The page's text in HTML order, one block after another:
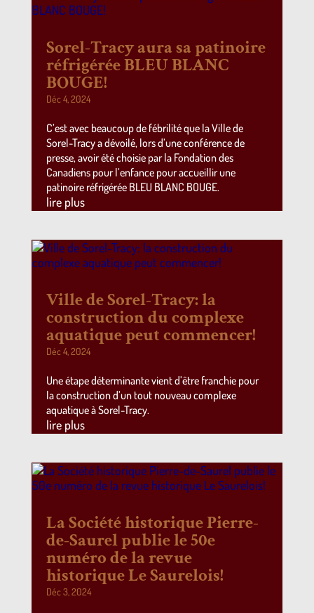
Sorel-Tracy aura sa patinoire
réfrigérée BLEU BLANC
BOUGE!
Déc 4, 2024
C’est avec beaucoup de fébrilité que la Ville de
Sorel-Tracy a dévoilé, lors d’une conférence de
presse, avoir été choisie par la Fondation des
Canadiens pour l’enfance pour accueillir une
patinoire réfrigérée BLEU BLANC BOUGE.
lire plus
Ville de Sorel-Tracy: la
construction du complexe
aquatique peut commencer!
Déc 4, 2024
Une étape déterminante vient d’être franchie pour
la construction d’un tout nouveau complexe
aquatique à Sorel-Tracy.
lire plus
La Société historique Pierre-
de-Saurel publie le 50e
numéro de la revue
historique Le Saurelois!
Déc 3, 2024